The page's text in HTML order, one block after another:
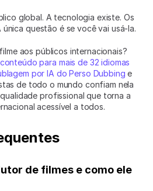
global. A tecnologia existe. Os
questão é se você vai usá-la.
para mais de 32 idiomas
por IA do Perso Dubbing e
de todo o mundo confiam nela
profissional que torna a
acessível a todos.
de filmes e como ele